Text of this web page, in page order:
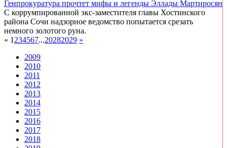
Генпрокуратура прочтет мифы и легенды Эллады Мартиросян
С коррумпированной экс-заместителя главы Хостинского
района Сочи надзорное ведомство попытается срезать
немного золотого руна.
« 1 234567...20282029 »
2009
2010
2011
2012
2013
2014
2015
2016
2017
2018